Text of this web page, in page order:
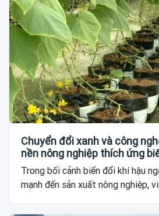
Chuyển đổi xanh và công
nền nông nghiệp thích ứng
Trong bối cảnh biến đổi khí hậu
mạnh đến sản xuất nông nghiệp,